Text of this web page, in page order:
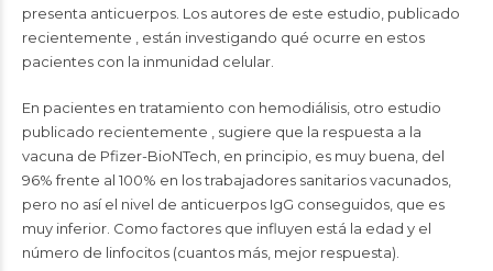
presenta anticuerpos. Los autores de este estudio, publicado
recientemente , están investigando qué ocurre en estos
pacientes con la inmunidad celular.
En pacientes en tratamiento con hemodiálisis, otro estudio
publicado recientemente , sugiere que la respuesta a la
vacuna de Pfizer-BioNTech, en principio, es muy buena, del
96% frente al 100% en los trabajadores sanitarios vacunados,
pero no así el nivel de anticuerpos IgG conseguidos, que es
muy inferior. Como factores que influyen está la edad y el
número de linfocitos (cuantos más, mejor respuesta).